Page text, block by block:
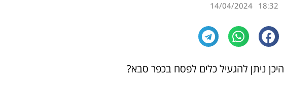
18:32
14/04/2024
היכן ניתן להגעיל כלים לפסח בכפר סבא?